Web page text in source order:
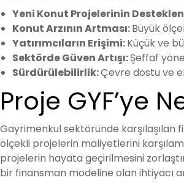
Yeni Konut Projelerinin
Konut Arzının Artması:Büyük
Yatırımcıların Erişimi:Küçük ve
Sektörde Güven Artışı:Şeffaf
Sürdürülebilirlik:Çevre dostu ve
Proje GYF’ye
Gayrimenkul sektöründe
ölçekli projelerin maliyetlerini
projelerin hayata geçirilmesini
bir finansman modeline olan ihtiyacı